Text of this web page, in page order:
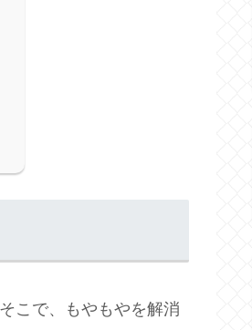
こで、もやもやを解消